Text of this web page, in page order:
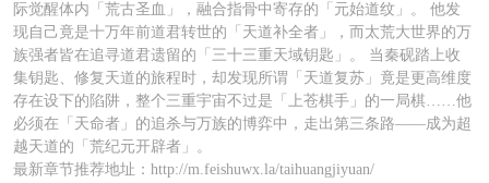
际觉醒体内「荒古圣血」，融合指骨中寄存的「元始道纹」。 他发
现自己竟是十万年前道君转世的「天道补全者」，而太荒大世界的万
族强者皆在追寻道君遗留的「三十三重天域钥匙」。 当秦砚踏上收
集钥匙、修复天道的旅程时，却发现所谓「天道复苏」竟是更高维度
存在设下的陷阱，整个三重宇宙不过是「上苍棋手」的一局棋……他
必须在「天命者」的追杀与万族的博弈中，走出第三条路——成为超
越天道的「荒纪元开辟者」。
最新章节推荐地址：http://m.feishuwx.la/taihuangjiyuan/